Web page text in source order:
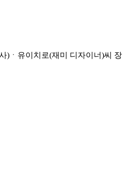
)ㆍ유이치로(재미 디자이너)씨 장